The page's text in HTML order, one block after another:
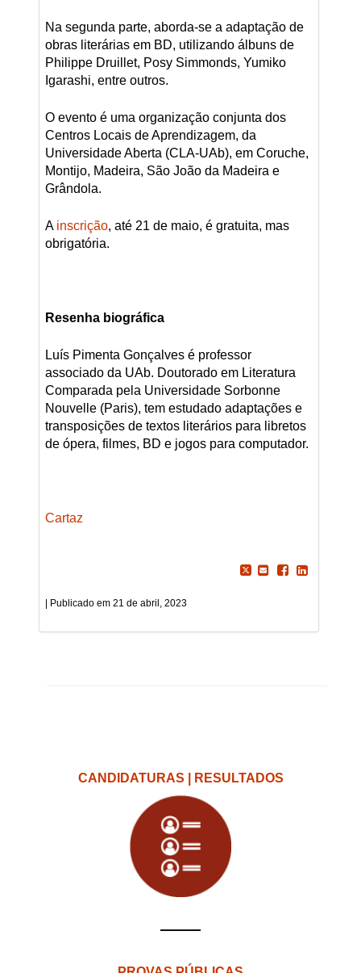
Na segunda parte, aborda-se a adaptação de
obras literárias em BD, utilizando álbuns de
Philippe Druillet, Posy Simmonds, Yumiko
Igarashi, entre outros.
O evento é uma organização conjunta dos
Centros Locais de Aprendizagem, da
Universidade Aberta (CLA-UAb), em Coruche,
Montijo, Madeira, São João da Madeira e
Grândola.
A inscrição, até 21 de maio, é gratuita, mas
obrigatória.
Resenha biográfica
Luís Pimenta Gonçalves é professor
associado da UAb. Doutorado em Literatura
Comparada pela Universidade Sorbonne
Nouvelle (Paris), tem estudado adaptações e
transposições de textos literários para libretos
de ópera, filmes, BD e jogos para computador.
Cartaz
21 de abril, 2023
CANDIDATURAS | RESULTADOS